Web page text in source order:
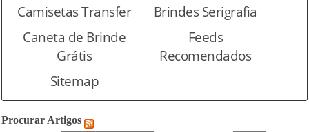
Camisetas Transfer
Brindes Serigrafia
Caneta de Brinde
Grátis
Feeds
Recomendados
Sitemap
Procurar Artigos